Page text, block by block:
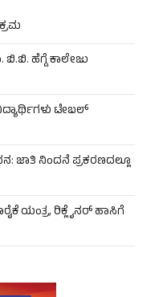
ಹೆಗ್ಡೆ ಕಾಲೇಜು
ಟೇಬಲ್‌
ಜಾತಿ ನಿಂದನೆ ಪ್ರಕರಣದಲ್ಲೂ
ಯಂತ್ರ, ರಿಕ್ಲೈನರ್ ಹಾಸಿಗೆ